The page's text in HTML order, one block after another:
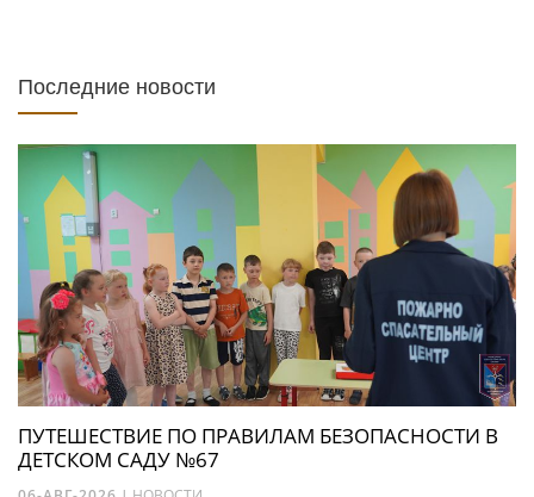
Последние новости
ПУТЕШЕСТВИЕ ПО ПРАВИЛАМ БЕЗОПАСНОСТИ В
ДЕТСКОМ САДУ №67